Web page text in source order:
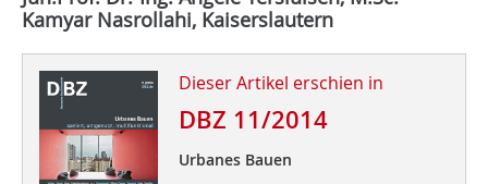
Kamyar Nasrollahi, Kaiserslautern
Dieser Artikel erschien in
DBZ 11/2014
Urbanes Bauen